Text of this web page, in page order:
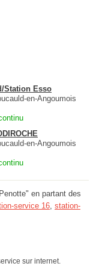
Station Esso
en-Angoumois
en-Angoumois
en partant des
service 16 station-
sur internet.